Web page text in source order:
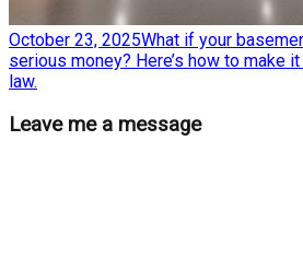
October 23, 2025What if your
serious money? Here’s how to make
law.
Leave me a message